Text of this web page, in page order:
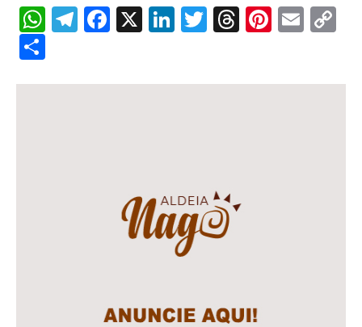
WhatsApp
Telegram
Facebook
X LinkedIn
Twitter
Threads